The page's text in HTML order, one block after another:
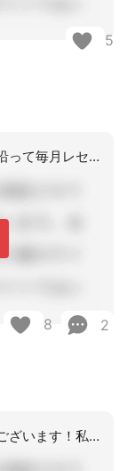
5
私は訪問マッサージ師。厚労省の指導に沿って毎月レセプトに署名・捺印(なくても良い
8 2
ツノチャン様、アドバイスありがとうございます！私も同感です。出来る限りシンプルに